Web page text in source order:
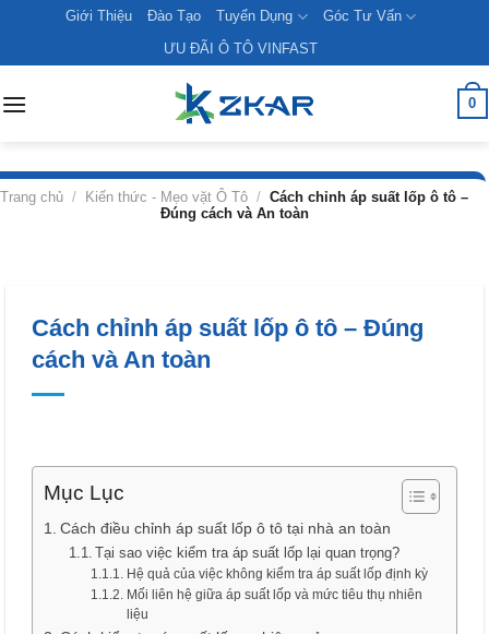
content
Giới Thiệu Đào Tạo Tuyển Dụng
Góc Tư Vấn
ƯU ĐÃI Ô TÔ VINFAST
0
Trang chủ / Kiến thức - Mẹo vặt Ô Tô / Cách chỉnh áp suất lốp ô tô –
Đúng cách và An toàn
Cách chỉnh áp suất lốp ô tô – Đúng
cách và An toàn
Mục Lục
Cách điều chỉnh áp suất lốp ô tô tại nhà an toàn
Tại sao việc kiểm tra áp suất lốp lại quan trọng?
Hệ quả của việc không kiểm tra áp suất lốp định kỳ
Mối liên hệ giữa áp suất lốp và mức tiêu thụ nhiên
liệu